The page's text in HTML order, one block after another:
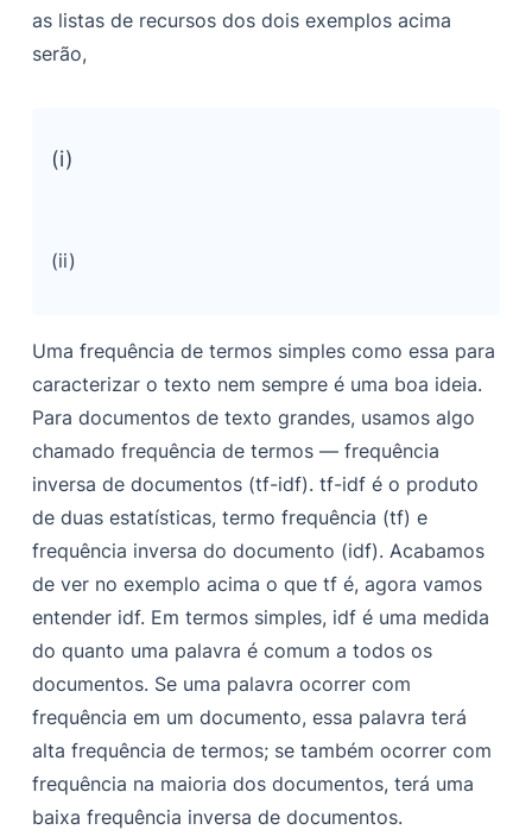
as listas de recursos dos dois exemplos acima
serão,
(i)
(ii)
Uma frequência de termos simples como essa para
caracterizar o texto nem sempre é uma boa ideia.
Para documentos de texto grandes, usamos algo
chamado frequência de termos — frequência
inversa de documentos (tf-idf).tf-idf é o produto
de duas estatísticas, termo frequência (tf) e
frequência inversa do documento (idf). Acabamos
de ver no exemplo acima o quetf é, agora vamos
entender idf. Em termos simples, idf é uma medida
do quanto uma palavra é comum a todos os
documentos. Se uma palavra ocorrer com
frequência em um documento, essa palavra terá
alta frequência de termos; se também ocorrer com
frequência na maioria dos documentos, terá uma
baixa frequência inversa de documentos.